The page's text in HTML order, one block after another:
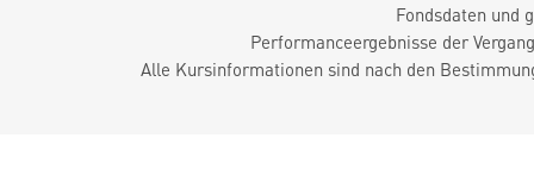
Fondsdaten und
Performanceergebnisse der
Alle Kursinformationen sind nach den